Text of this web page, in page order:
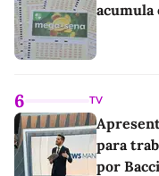
acumula
6 TV
para
por Bacci